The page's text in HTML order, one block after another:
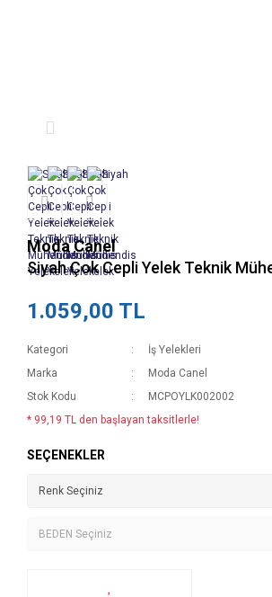
Moda Canel
Siyah Çok Cepli Yelek Teknik
1.059,00 TL
Kategori
İş Yelekleri
Marka
Moda Canel
Stok Kodu
MCPOYLK002002
* 99,19 TL den başlayan taksitlerle!
SEÇENEKLER